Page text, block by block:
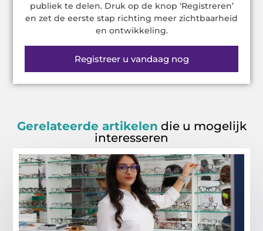
publiek te delen. Druk op de knop ‘Registreren’
en zet de eerste stap richting meer zichtbaarheid
en ontwikkeling.
Registreer u vandaag nog
Gerelateerde artikelen die u mogelijk
interesseren